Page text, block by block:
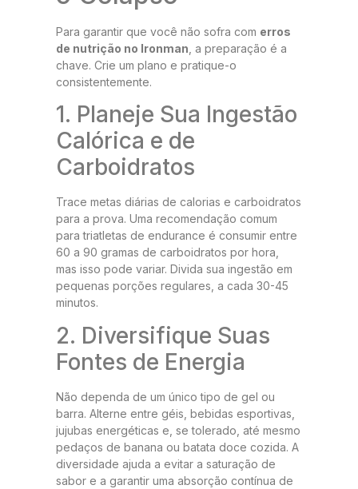
Para garantir que você não sofra com erros
de nutrição no Ironman , a preparação é a
chave. Crie um plano e pratique-o
consistentemente.
1. Planeje Sua Ingestão
Calórica e de
Carboidratos
Trace metas diárias de calorias e carboidratos
para a prova. Uma recomendação comum
para triatletas de endurance é consumir entre
60 a 90 gramas de carboidratos por hora,
mas isso pode variar. Divida sua ingestão em
pequenas porções regulares, a cada 30-45
minutos.
2. Diversifique Suas
Fontes de Energia
Não dependa de um único tipo de gel ou
barra. Alterne entre géis, bebidas esportivas,
jujubas energéticas e, se tolerado, até mesmo
pedaços de banana ou batata doce cozida. A
diversidade ajuda a evitar a saturação de
sabor e a garantir uma absorção contínua de